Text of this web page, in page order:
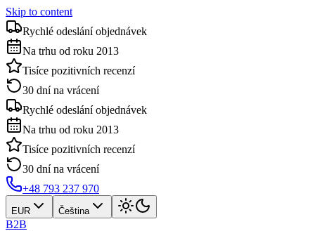
Skip to content
Rychlé odeslání objednávek
Na trhu od roku 2013
Tisíce pozitivních recenzí
30 dní na vrácení
Rychlé odeslání objednávek
Na trhu od roku 2013
Tisíce pozitivních recenzí
30 dní na vrácení
+48 793 237 970
EUR Čeština
B2B